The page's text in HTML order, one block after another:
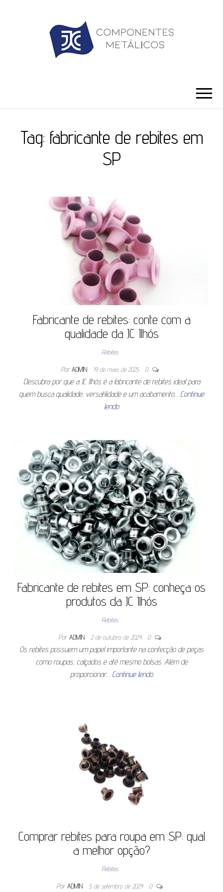
Tag: fabricante de rebites em
SP
Fabricante de rebites: conte com a
qualidade da JC Ilhós
Rebites
Por ADMIN 19 de maio de 2025 0
Descubra por que a JC Ilhós é a fabricante de rebites ideal para
quem busca qualidade, versatilidade e um acabamento… Continue
lendo
Fabricante de rebites em SP: conheça os
produtos da JC Ilhós
Rebites
Por ADMIN 2 de outubro de 2024 0
Os rebites possuem um papel importante na confecção de peças
como roupas, calçados e até mesmo bolsas. Além de
proporcionar… Continue lendo
Comprar rebites para roupa em SP: qual
a melhor opção?
Rebites
Por ADMIN 5 de setembro de 2024 0